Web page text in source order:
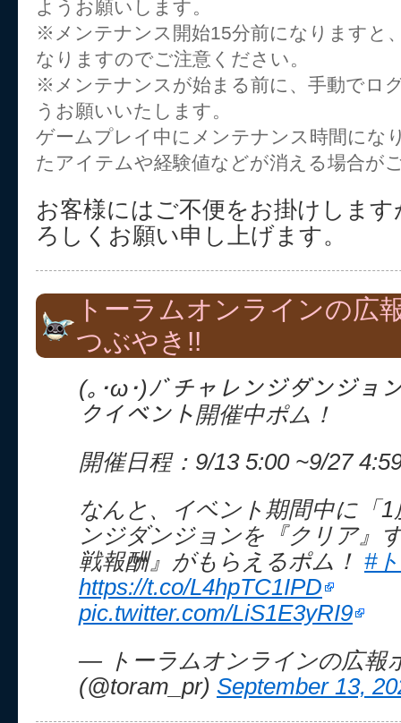
ようお願いします。
※メンテナンス開始15分前になりますと
なりますのでご注意ください。
※メンテナンスが始まる前に、手動でロ
うお願いいたします。
ゲームプレイ中にメンテナンス時間にな
たアイテムや経験値などが消える場合が
お客様にはご不便をお掛けしま
ろしくお願い申し上げます。
トーラムオンラインの広
つぶやき!!
(｡･ω･)ﾉﾞチャレンジダンジョ
クイベント開催中ポム！
開催日程：9/13 5:00 ~9/27
なんと、イベント期間中に「
ンジダンジョンを『クリア』
戦報酬』がもらえるポム！ #
https://t.co/L4hpTC1IPD
pic.twitter.com/LiS1E3yRI9
— トーラムオンラインの広報
(@toram_pr) September 13,